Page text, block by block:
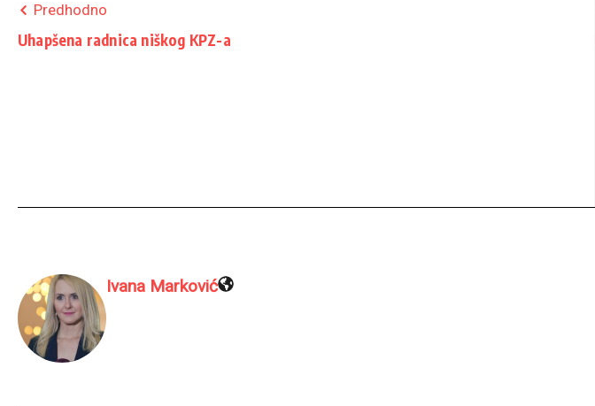
Predhodno
Uhapšena radnica niškog KPZ-a
Ivana Marković